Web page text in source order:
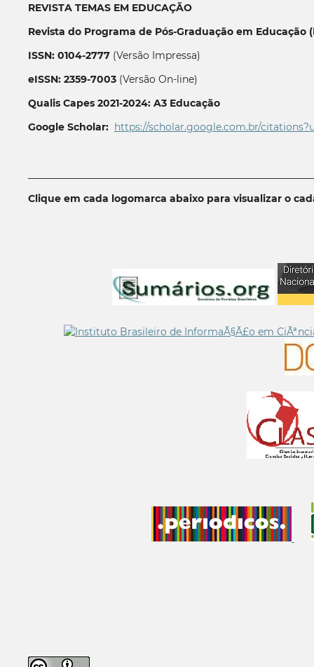
REVISTA TEMAS EM EDUCAÇÃO
Revista do Programa de Pós-Graduação em Educação
ISSN: 0104-2777(Versão Impressa)
eISSN: 2359-7003(Versão On-line)
Qualis Capes 2021-2024: A3 Educação
Google Scholar: https://scholar.google.com.br/
Clique em cada logomarca abaixo para visualizar o